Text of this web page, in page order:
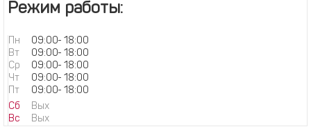
Режим работы:
Пн 09:00- 18:00
Вт
09:00- 18:00
Ср
09:00- 18:00
Чт
09:00- 18:00
Пт
09:00- 18:00
Сб
Вых
Вс
Вых